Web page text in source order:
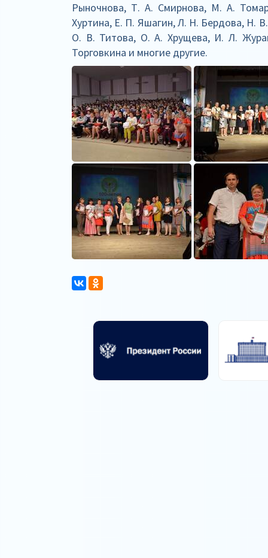
Рыночнова, Т. А. Смирнова, М. А.
Хуртина, Е. П. Яшагин, Л. Н. Бердова, Н.
О. В. Титова, О. А. Хрущева, И. Л.
Торговкина и многие другие.